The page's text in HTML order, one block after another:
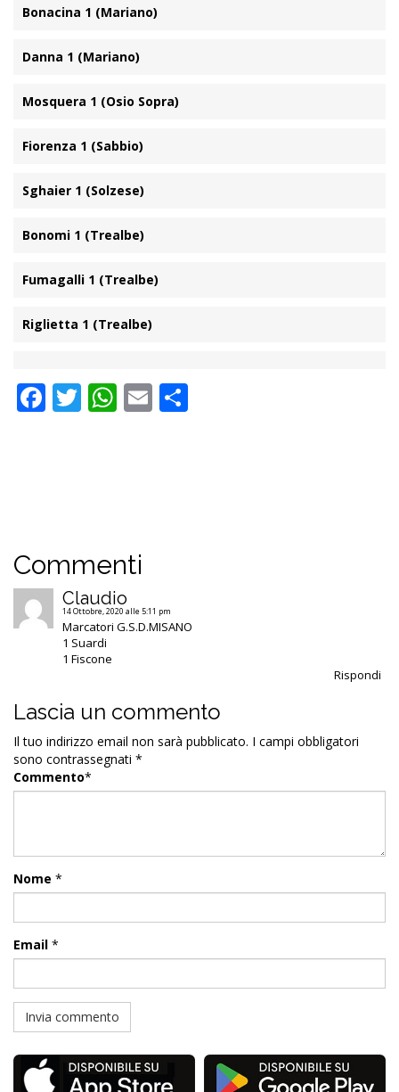
Bonacina 1 (Mariano)
Danna 1 (Mariano)
Mosquera 1 (Osio Sopra)
Fiorenza 1 (Sabbio)
Sghaier 1 (Solzese)
Bonomi 1 (Trealbe)
Fumagalli 1 (Trealbe)
Riglietta 1 (Trealbe)
Facebook
Twitter
WhatsApp
Email
Commenti
Claudio
14 Ottobre, 2020 alle 5:11 pm
Marcatori G.S.D.MISANO
1 Suardi
1 Fiscone
Rispondi
Lascia un commento
Il tuo indirizzo email non sarà pubblicato. I campi obbligatori
sono contrassegnati *
Commento*
Nome *
Email *